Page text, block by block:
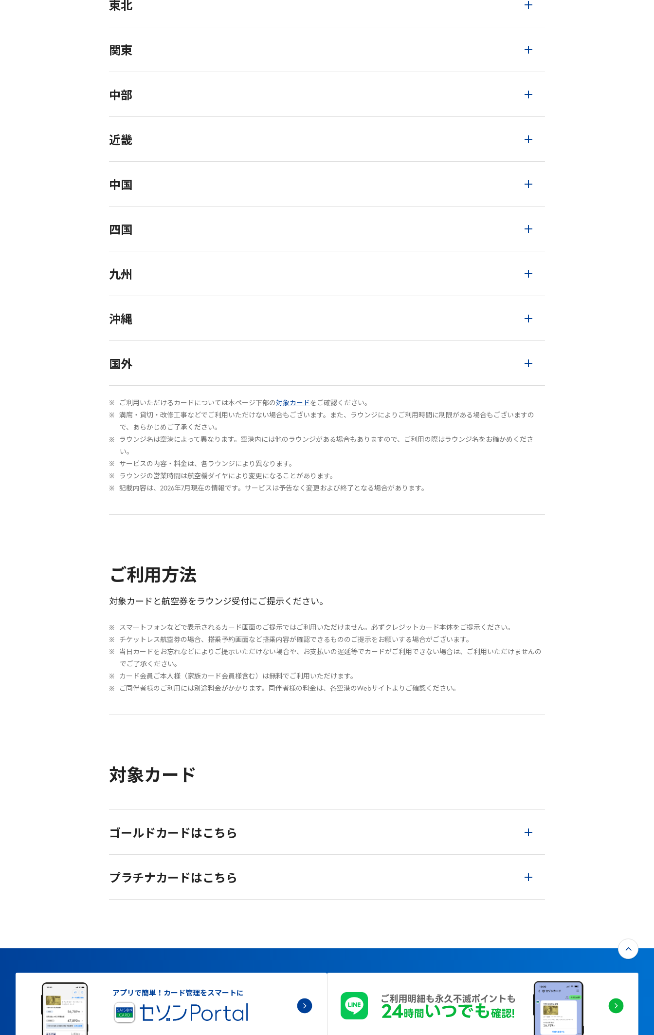
東北
関東
中部
近畿
中国
四国
九州
沖縄
国外
ご利用いただけるカードについては本ページ下部の対象カード をご確認ください。
満席・貸切・改修工事などでご利用いただけない場合もございます。また、ラウンジによりご利用時間に制限がある場合もございますの
で、あらかじめご了承ください。
ラウンジ名は空港によって異なります。空港内には他のラウンジがある場合もありますので、ご利用の際はラウンジ名をお確かめくださ
い。
サービスの内容・料金は、各ラウンジにより異なります。
ラウンジの営業時間は航空機ダイヤにより変更になることがあります。
記載内容は、2026年7月現在の情報です。サービスは予告なく変更および終了となる場合があります。
ご利用方法
対象カードと航空券をラウンジ受付にご提示ください。
スマートフォンなどで表示されるカード画面のご提示ではご利用いただけません。必ずクレジットカード本体をご提示ください。
チケットレス航空券の場合、搭乗予約画面など搭乗内容が確認できるもののご提示をお願いする場合がございます。
当日カードをお忘れなどによりご提示いただけない場合や、お支払いの遅延等でカードがご利用できない場合は、ご利用いただけませんの
でご了承ください。
カード会員ご本人様（家族カード会員様含む）は無料でご利用いただけます。
ご同伴者様のご利用には別途料金がかかります。同伴者様の料金は、各空港のWebサイトよりご確認ください。
対象カード
ゴールドカードはこちら
プラチナカードはこちら
アプリで簡単！ カード管理をスマートに